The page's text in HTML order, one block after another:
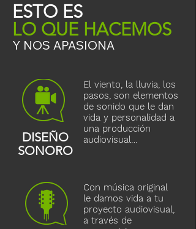
ESTO ES
LO QUE HACEMOS
Y NOS APASIONA
DISEÑO
SONORO
El viento, la lluvia, los
pasos, son elementos
de sonido que le dan
vida y personalidad a
una producción
audiovisual…
Con música original
le damos vida a tu
proyecto audiovisual,
a través de